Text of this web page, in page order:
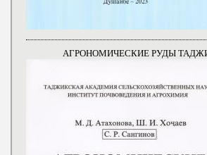
АГРОНОМИЧЕСКИЕ РУДЫ